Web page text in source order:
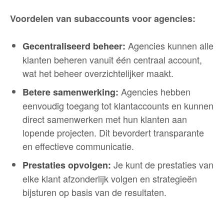
Voordelen van subaccounts voor agencies:
Gecentraliseerd beheer: Agencies kunnen alle
klanten beheren vanuit één centraal account,
wat het beheer overzichtelijker maakt.
Betere samenwerking: Agencies hebben
eenvoudig toegang tot klantaccounts en kunnen
direct samenwerken met hun klanten aan
lopende projecten. Dit bevordert transparante
en effectieve communicatie.
Prestaties opvolgen: Je kunt de prestaties van
elke klant afzonderlijk volgen en strategieën
bijsturen op basis van de resultaten.